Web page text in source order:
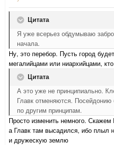
Цитата
Я уже всерьез обдумываю
начала.
Ну, это перебор. Пусть город
мегалийцами или ниархийцами,
Цитата
А это уже не принципиально.
Главк отменяются.
по другим принципам.
Просто изменить немного.
а Главк там высадился, ибо плыл
и дружескую землю